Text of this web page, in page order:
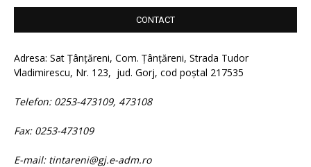
CONTACT
Adresa: Sat Țânțăreni, Com. Țânțăreni, Strada Tudor
Vladimirescu, Nr. 123, jud. Gorj, cod poștal 217535
Telefon: 0253-473109, 473108
Fax: 0253-473109
E-mail: tintareni@gj.e-adm.ro